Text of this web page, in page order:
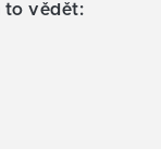
to vědět: